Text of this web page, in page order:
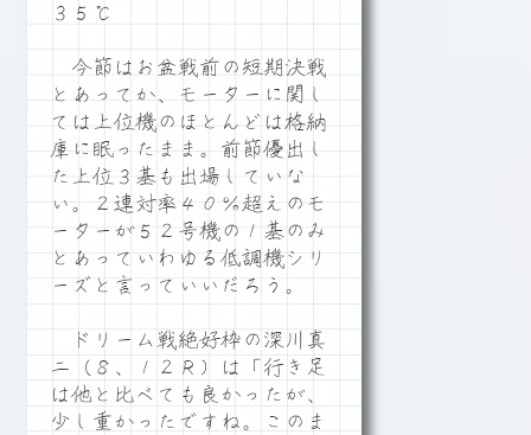
３５℃
今節はお盆戦前の短期決戦
とあってか、モーターに関し
ては上位機のほとんどは格納
庫に眠ったまま。前節優出し
た上位３基も出場していな
い。２連対率４０％超えのモ
ーターが５２号機の１基のみ
とあっていわゆる低調機シリ
ーズと言っていいだろう。
ドリーム戦絶好枠の深川真
二（８、１２Ｒ）は「行き足
は他と比べても良かったが、
少し重かったですね。このま